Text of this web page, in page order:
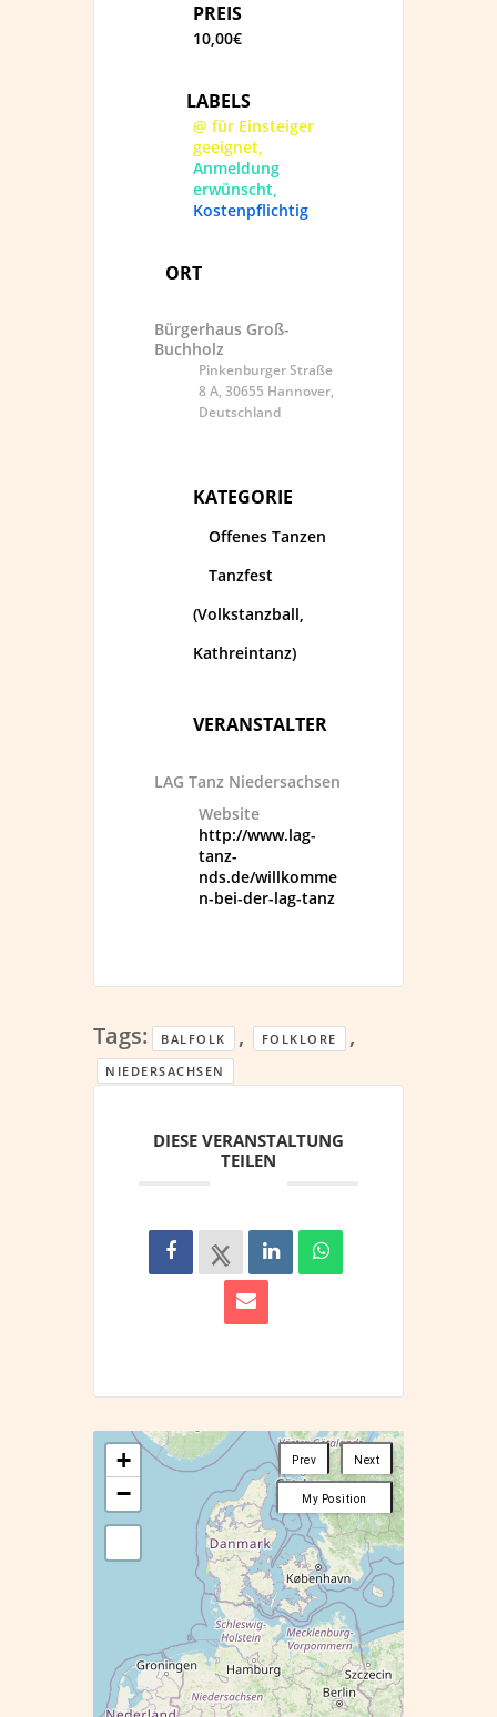
PREIS
10,00€
LABELS
@ für Einsteiger
geeignet,
Anmeldung
erwünscht,
Kostenpflichtig
ORT
Bürgerhaus Groß-
Buchholz
Pinkenburger Straße
8 A, 30655 Hannover,
Deutschland
KATEGORIE
Offenes Tanzen
Tanzfest
(Volkstanzball,
Kathreintanz)
VERANSTALTER
LAG Tanz Niedersachsen
Website
http://www.lag-
tanz-
nds.de/willkomme
n-bei-der-lag-tanz
Tags: BALFOLK , FOLKLORE ,
NIEDERSACHSEN
DIESE VERANSTALTUNG
TEILEN
Next
Prev
My Position
+
−